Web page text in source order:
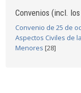
Convenios (incl.
Convenio de 25 de
Aspectos Civiles de
Menores [28]